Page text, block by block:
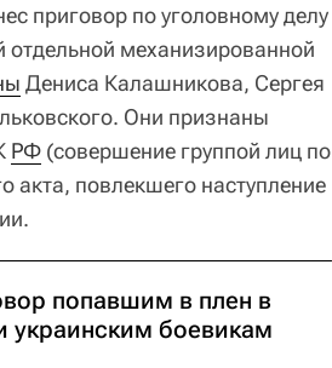
приговор по уголовному делу
отдельной механизированной
Дениса Калашникова, Сергея
Они признаны
РФ (совершение группой лиц по
акта, повлекшего наступление
попавшим в плен в
украинским боевикам